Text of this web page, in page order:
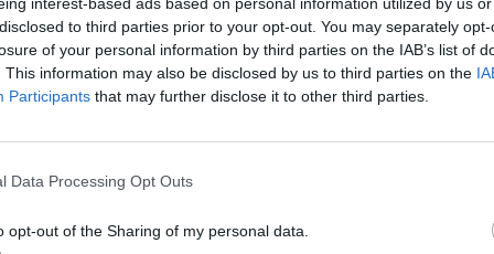
to third parties prior to your opt-out. You may separately
of your personal information by third parties on the IAB’s list of
This information may also be disclosed by us to third parties on the
Participants that may further disclose it to other third parties.
Data Processing Opt Outs
opt-out of the Sharing of my personal data.
καπρέζε μαζί σε ένα μπολ. Γεμίστε τα καπάκια των μανιταριών
την καστανή ζάχαρη (αν χρησιμοποιήσετε) και το βαλσάμικο ξύδι
αφήστε τα να πάρουν βράση.
το να σιγοβράσει για 5- 8 λεπτά ή μέχρι το μείγμα να πήξει